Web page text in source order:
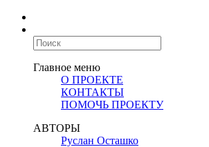
Главное меню
О ПРОЕКТЕ
КОНТАКТЫ
ПОМОЧЬ ПРОЕКТУ
АВТОРЫ
Руслан Осташко